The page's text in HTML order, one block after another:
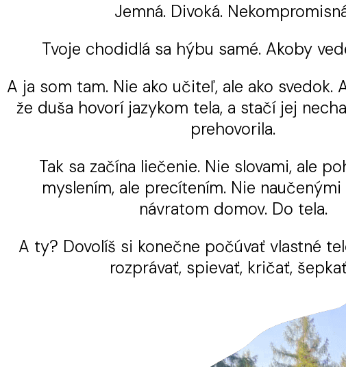
Jemná. Divoká.
Tvoje chodidlá sa hýbu samé. Akoby
A ja som tam. Nie ako učiteľ, ale ako svedok.
že duša hovorí jazykom tela, a stačí jej
prehovorila.
Tak sa začína liečenie. Nie slovami, ale
myslením, ale precítením. Nie naučenými
návratom domov. Do tela.
A ty? Dovolíš si konečne počúvať vlastné
rozprávať, spievať, kričať,